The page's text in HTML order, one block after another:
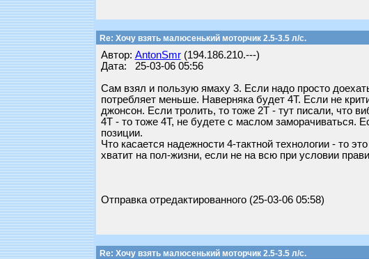
Re: Хочу взять малюсенький моторчик 2.5-3.5 л/с.
Автор: AntonSmr(194.186.210.---)
Дата: 25-03-06 05:56
Сам взял и пользую ямаху 3. Если надо просто
потребляет меньше. Наверняка будет 4Т. Если не
джонсон. Если тролить, то тоже 2Т - тут писали, что
4Т - то тоже 4Т, не будете с маслом заморачиваться.
позиции.
Что касается надежности 4-тактной технологии - то
хватит на пол-жизни, если не на всю при условии
Отправка отредактированного (25-03-06 05:58)
Re: Хочу взять малюсенький моторчик 2.5-3.5 л/с.